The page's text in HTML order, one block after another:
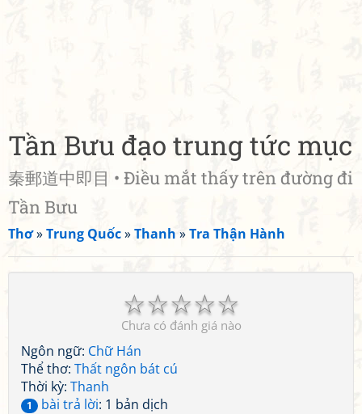
Tần Bưu đạo trung tức mục
秦郵道中即目 • Điều mắt thấy trên đường đi
Tần Bưu
Thơ»Trung Quốc»Thanh »Tra Thận Hành
☆
☆
☆
☆
☆
Chưa có đánh giá nào
Ngôn ngữ: Chữ Hán
Thể thơ: Thất ngôn bát cú
Thời kỳ: Thanh
1 bài trả lời: 1 bản dịch